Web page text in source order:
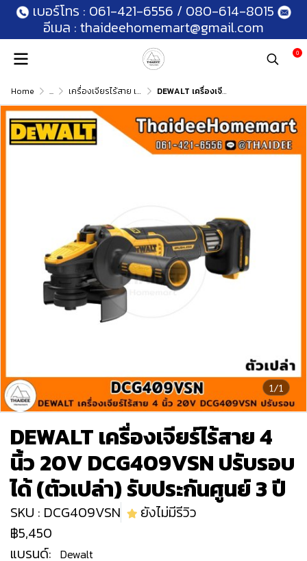
เบอร์โทร : 061-421-6556 / 080-614-8015
อีเมล : thaideehomemart@gmail.com
0
Home ... เครื่องเจียรไร้สาย เจียรคอตรงไร้สาย DEWALT เครื่องเจียร์ไร้สาย 4 นิ้ว 20V DCG409VSN ปรับรอบได้ (ตัวเปล่า) รับประกันศูนย์ 3 ปี
1/1
DEWALT เครื่องเจียร์ไร้สาย 4
นิ้ว 20V DCG409VSN ปรับรอบ
ได้ (ตัวเปล่า) รับประกันศูนย์ 3 ปี
SKU : DCG409VSN
ยังไม่มีรีวิว
฿5,450
แบรนด์: Dewalt